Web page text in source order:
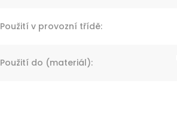
Použití v provozní třídě:
Použití do (materiál):